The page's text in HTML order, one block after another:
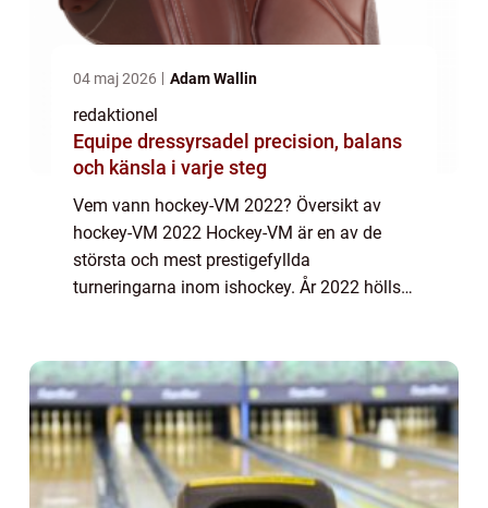
04 maj 2026 Adam Wallin
redaktionel
Equipe dressyrsadel precision, balans
och känsla i varje steg
Vem vann hockey-VM 2022? Översikt av
hockey-VM 2022 Hockey-VM är en av de
största och mest prestigefyllda
turneringarna inom ishockey. År 2022 hölls
den bästa nat...